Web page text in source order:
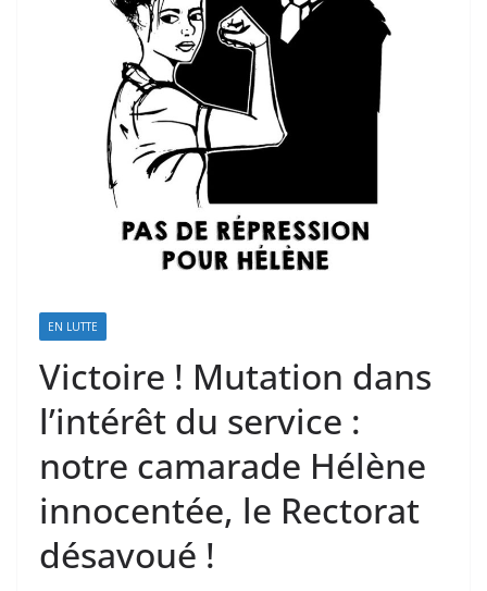
EN LUTTE
Victoire ! Mutation dans
l’intérêt du service :
notre camarade Hélène
innocentée, le Rectorat
désavoué !